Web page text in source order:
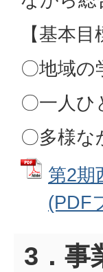
【基本目
〇地域の
〇一人
〇多様な
第2期
(PDF
3．事